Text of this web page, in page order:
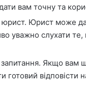
вам точну та
Юрист може
уважно слухати те,
Якщо вам
відповісти